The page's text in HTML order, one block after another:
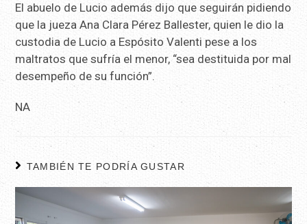
El abuelo de Lucio además dijo que seguirán pidiendo
que la jueza Ana Clara Pérez Ballester, quien le dio la
custodia de Lucio a Espósito Valenti pese a los
maltratos que sufría el menor, “sea destituida por mal
desempeño de su función”.
NA
TAMBIÉN TE PODRÍA GUSTAR